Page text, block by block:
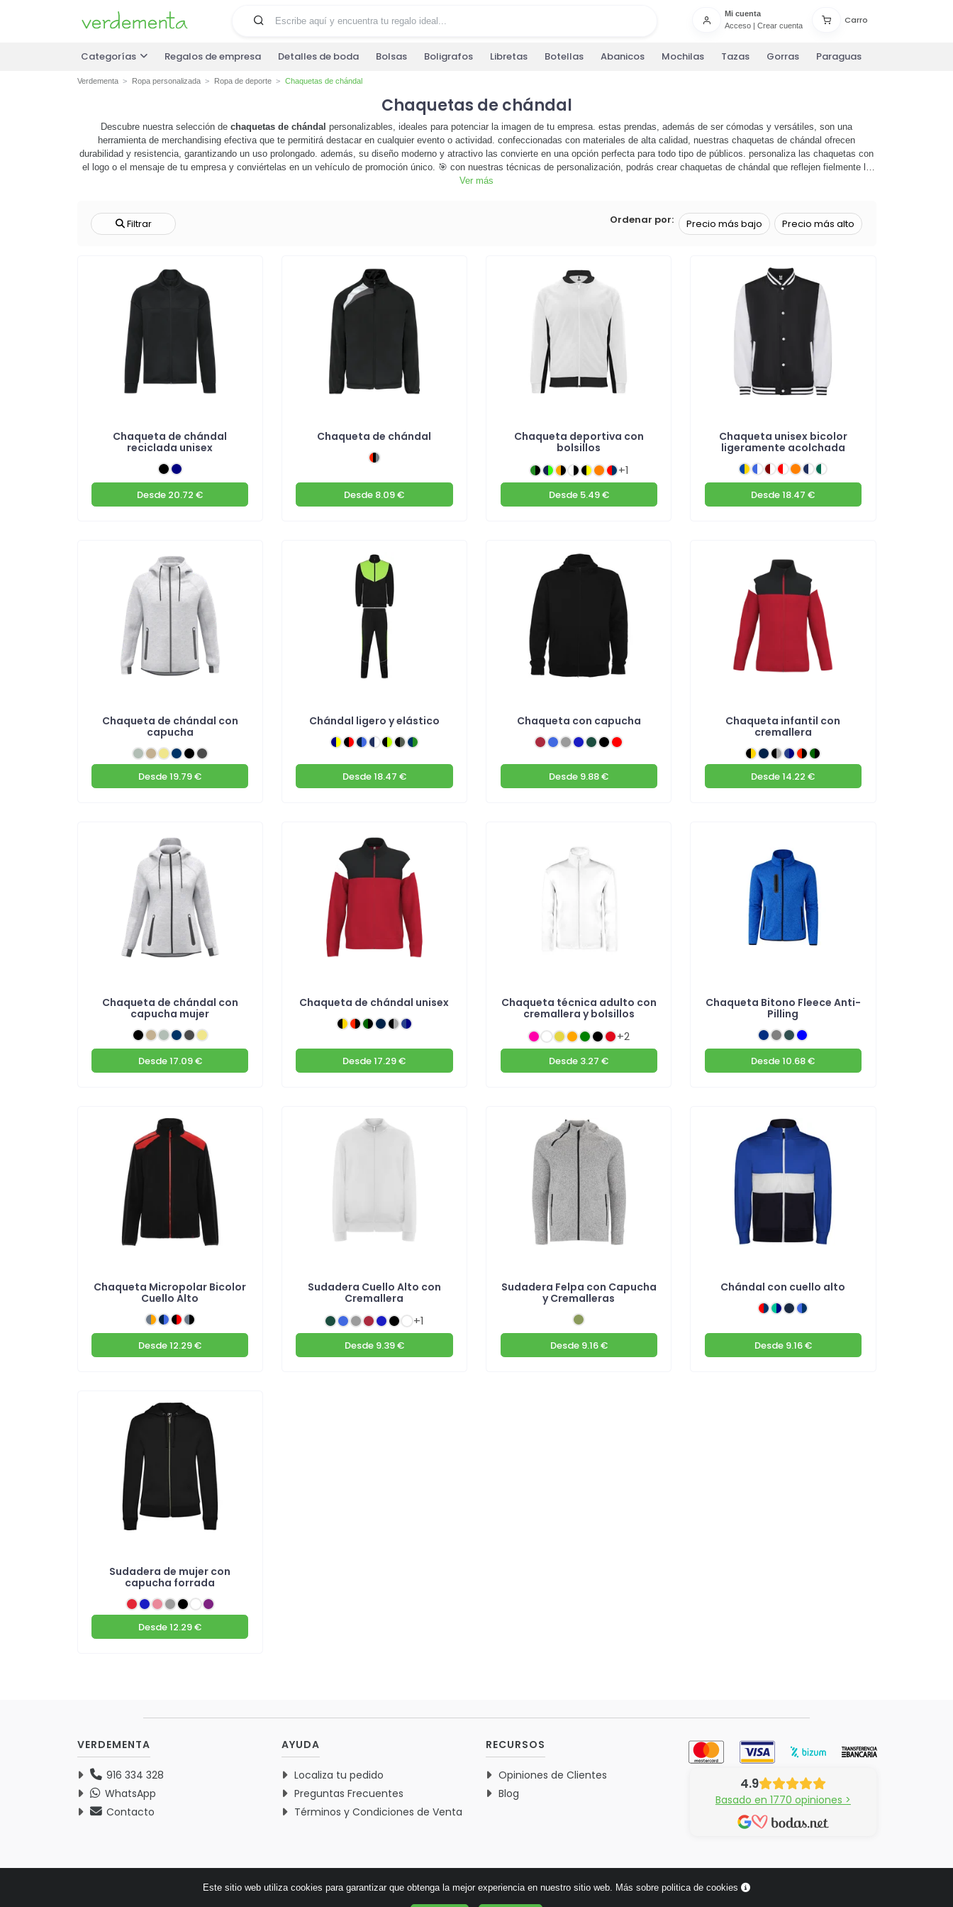
Mi cuenta
Acceso| Crear cuenta
Carro
Categorías Regalos de empresa Detalles de boda Bolsas Boligrafos Libretas Botellas Abanicos Mochilas Tazas Gorras Paraguas
Verdementa Ropa personalizada Ropa de deporte Chaquetas de chándal
Chaquetas de chándal
Descubre nuestra selección de chaquetas de chándal personalizables, ideales para potenciar la imagen de tu empresa. estas prendas, además de ser cómodas y versátiles, son una
herramienta de merchandising efectiva que te permitirá destacar en cualquier evento o actividad. confeccionadas con materiales de alta calidad, nuestras chaquetas de chándal ofrecen
durabilidad y resistencia, garantizando un uso prolongado. además, su diseño moderno y atractivo las convierte en una opción perfecta para todo tipo de públicos. personaliza las chaquetas con
el logo o el mensaje de tu empresa y conviértelas en un vehículo de promoción único. 🎯 con nuestras técnicas de personalización, podrás crear chaquetas de chándal que reflejen fielmente la
identidad de tu marca. no esperes más, explora nuestra gama de chaquetas de chándal y descubre cómo pueden ayudarte a llevar tu marca al siguiente nivel. ¡haz clic ahora y comienza a
Ver más
Filtrar Ordenar por: Precio más bajo Precio más alto
Chaqueta de chándal
reciclada unisex
Desde 20.72 €
Chaqueta de chándal
Desde 8.09 €
Chaqueta deportiva con
bolsillos
+1
Desde5.49 €
Chaqueta unisex bicolor
ligeramente acolchada
Desde18.47 €
Chaqueta de chándal con
capucha
Desde19.79 €
Chándal ligero y elástico
Desde18.47 €
Chaqueta con capucha
Desde 9.88 €
Chaqueta infantil con
cremallera
Desde14.22 €
Chaqueta de chándal con
capucha mujer
Desde17.09 €
Chaqueta de chándal unisex
Desde17.29 €
Chaqueta técnica adulto con
cremallera y bolsillos
+2
Desde 3.27 €
Chaqueta Bitono Fleece Anti-
Pilling
Desde10.68 €
Chaqueta Micropolar Bicolor
Cuello Alto
Desde12.29 €
Sudadera Cuello Alto con
Cremallera
+1
Desde9.39 €
Sudadera Felpa con Capucha
y Cremalleras
Desde9.16 €
Chándal con cuello alto
Desde9.16 €
Sudadera de mujer con
capucha forrada
Desde12.29 €
VERDEMENTA
916 334 328
WhatsApp
Contacto
AYUDA
Localiza tu pedido
Preguntas Frecuentes
Términos y Condiciones de Venta
RECURSOS
Opiniones de Clientes
Blog
4.9
Basado en 1770 opiniones >
Este sitio web utiliza cookies para garantizar que obtenga la mejor experiencia en nuestro sitio web. Más sobre politica de cookies